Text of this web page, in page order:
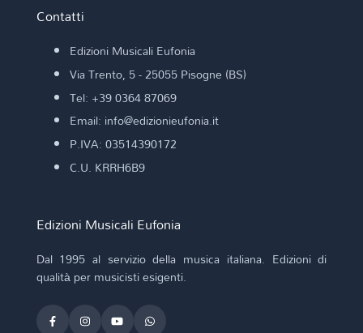
Contatti
Edizioni Musicali Eufonia
Via Trento, 5 - 25055 Pisogne (BS)
Tel: +39 0364 87069
Email: info@edizionieufonia.it
P.IVA: 03514390172
C.U. KRRH6B9
Edizioni Musicali Eufonia
Dal 1995 al servizio della musica italiana. Edizioni di
qualità per musicisti esigenti.